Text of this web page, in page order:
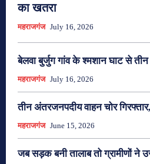
का खतरा
महराजगंज July 16, 2026
बेलवा बुर्जुग गांव के श्मशान घाट से
महराजगंज July 16, 2026
तीन अंतरजनपदीय वाहन चोर
महराजगंज June 15, 2026
जब सड़क बनी तालाब तो ग्रामीणों ने